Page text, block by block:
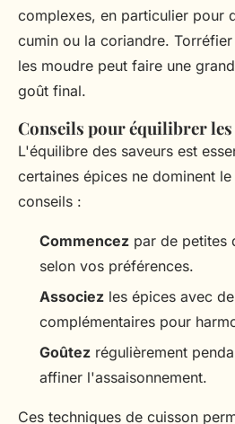
complexes, en particulier pour
cumin ou la coriandre.
les moudre peut faire une
goût final.
Conseils pour équilibrer les
L'équilibre des saveurs est
certaines épices ne dominent
conseils :
Commencez par de petites
selon vos préférences.
Associez les épices avec
complémentaires pour
Goûtez régulièrement
affiner l'assaisonnement.
Ces techniques de cuisson